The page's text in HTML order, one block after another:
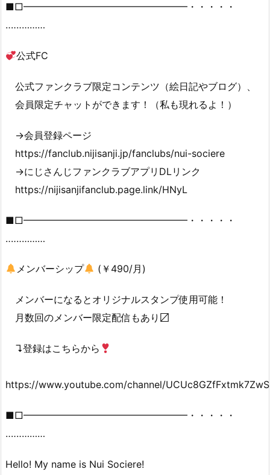
■□━━━━━━━━━━━━━━━━━・・・・・
‥‥‥………
公式FC
公式ファンクラブ限定コンテンツ（絵日記やブログ）、
会員限定チャットができます！（私も現れるよ！）
→会員登録ページ
https://fanclub.nijisanji.jp/fanclubs/nui-sociere
→にじさんじファンクラブアプリDLリンク
https://nijisanjifanclub.page.link/HNyL
■□━━━━━━━━━━━━━━━━━・・・・・
‥‥‥………
メンバーシップ (￥490/月)
メンバーになるとオリジナルスタンプ使用可能！
月数回のメンバー限定配信もあり〼
↴登録はこちらから
https://www.youtube.com/channel/
■□━━━━━━━━━━━━━━━━━・・・・・
‥‥‥………
Hello! My name is Nui Sociere!